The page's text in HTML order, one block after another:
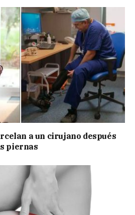
a un cirujano después
piernas